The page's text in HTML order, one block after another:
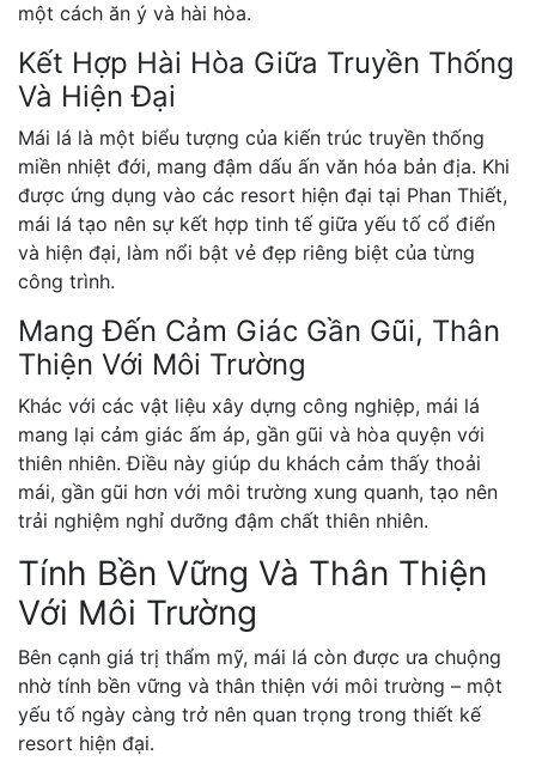
một cách ăn ý và hài hòa.
Kết Hợp Hài Hòa Giữa Truyền Thống
Và Hiện Đại
Mái lá là một biểu tượng của kiến trúc truyền thống
miền nhiệt đới, mang đậm dấu ấn văn hóa bản địa. Khi
được ứng dụng vào các resort hiện đại tại Phan Thiết,
mái lá tạo nên sự kết hợp tinh tế giữa yếu tố cổ điển
và hiện đại, làm nổi bật vẻ đẹp riêng biệt của từng
công trình.
Mang Đến Cảm Giác Gần Gũi, Thân
Thiện Với Môi Trường
Khác với các vật liệu xây dựng công nghiệp, mái lá
mang lại cảm giác ấm áp, gần gũi và hòa quyện với
thiên nhiên. Điều này giúp du khách cảm thấy thoải
mái, gần gũi hơn với môi trường xung quanh, tạo nên
trải nghiệm nghỉ dưỡng đậm chất thiên nhiên.
Tính Bền Vững Và Thân Thiện
Với Môi Trường
Bên cạnh giá trị thẩm mỹ, mái lá còn được ưa chuộng
nhờ tính bền vững và thân thiện với môi trường – một
yếu tố ngày càng trở nên quan trọng trong thiết kế
resort hiện đại.